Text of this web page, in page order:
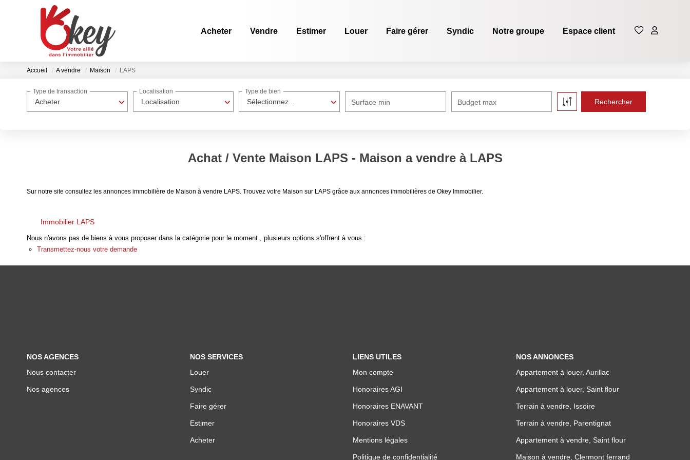
Acheter Vendre Estimer Louer Faire gérer Syndic Notre groupe Espace client
Accueil A vendre Maison LAPS
Acheter
Type de transaction
Localisation
Localisation
Sélectionnez...
Type de bien
Surface min Budget max
Achat / Vente Maison LAPS - Maison a vendre à LAPS
Sur notre site consultez les annonces immobilière de Maison à vendre LAPS. Trouvez votre Maison sur LAPS grâce aux annonces immobilières de Okey Immobilier.
Immobilier LAPS
Nous n'avons pas de biens à vous proposer dans la catégorie pour le moment , plusieurs options s'offrent à vous :
Transmettez-nous votre demande
NOS AGENCES
Nous contacter
Nos agences
NOS SERVICES
Louer
Syndic
Faire gérer
Estimer
Acheter
LIENS UTILES
Mon compte
Honoraires AGI
Honoraires ENAVANT
Honoraires VDS
Mentions légales
Politique de confidentialité
NOS ANNONCES
Appartement à louer, Aurillac
Appartement à louer, Saint flour
Terrain à vendre, Issoire
Terrain à vendre, Parentignat
Appartement à vendre, Saint flour
Maison à vendre, Clermont ferrand